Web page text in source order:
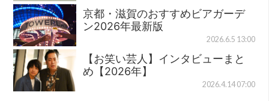
京都・滋賀のおすすめビアガーデ
ン2026年最新版
2026.6.5 13:00
【お笑い芸人】インタビューまと
め【2026年】
2026.4.14 07:00